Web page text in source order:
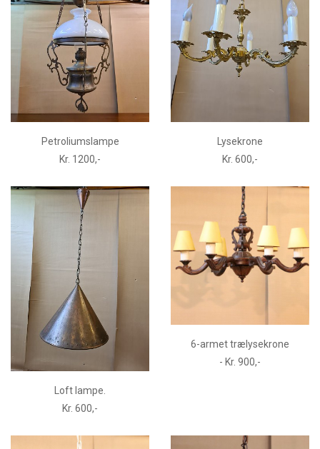
Petroliumslampe
Kr. 1200,-
Lysekrone
Kr. 600,-
Loft lampe.
Kr. 600,-
6-armet trælysekrone
- Kr. 900,-